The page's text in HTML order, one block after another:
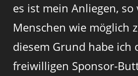
es ist mein Anliegen, so
Menschen wie möglich
diesem Grund habe ich
freiwilligen Sponsor-